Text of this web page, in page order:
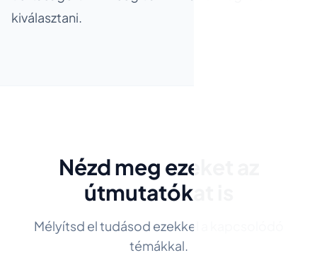
kiválasztani.
Nézd meg ezeket az
útmutatókat is
Mélyítsd el tudásod ezekkel a kapcsolódó
témákkal.